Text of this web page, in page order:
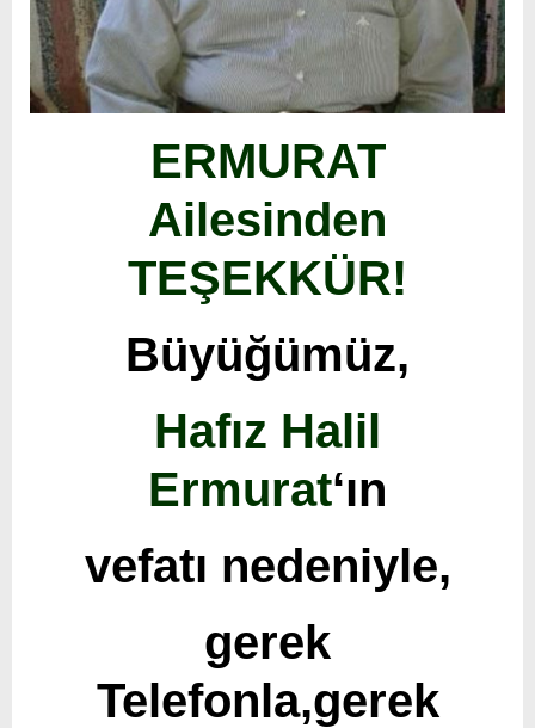
ERMURAT
Ailesinden
TEŞEKKÜR!
Büyüğümüz,
Hafız Halil
Ermurat‘ın
vefatı nedeniyle,
gerek
Telefonla,gerek